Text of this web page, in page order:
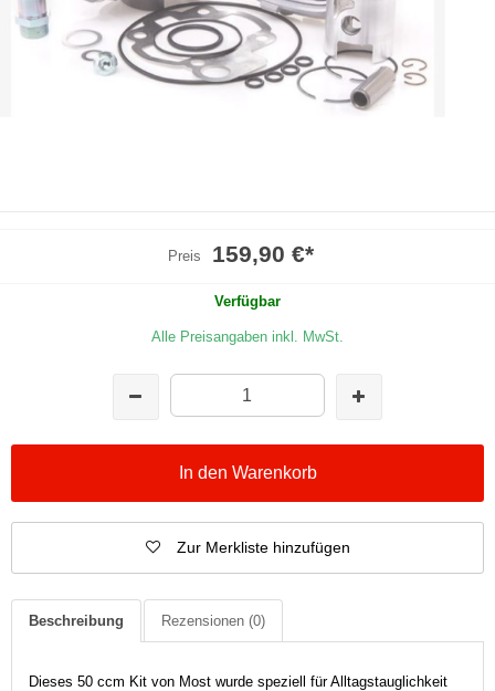
Preis 159,90 €*
Verfügbar
Alle Preisangaben inkl. MwSt.
In den Warenkorb
Zur Merkliste hinzufügen
Beschreibung Rezensionen (0)
Dieses 50 ccm Kit von Most wurde speziell für Alltagstauglichkeit